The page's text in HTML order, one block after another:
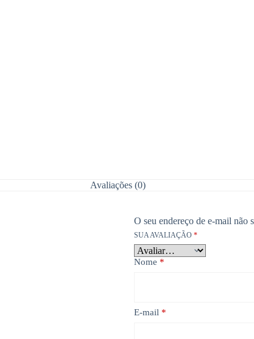
Avaliações (0)
O seu endereço de e-mail não
SUA AVALIAÇÃO *
Nome *
E-mail *